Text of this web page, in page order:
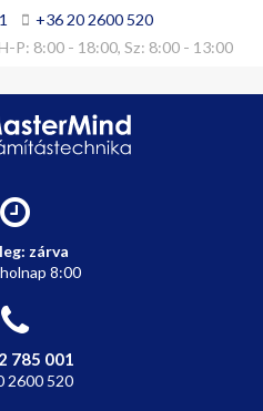
+36 20 2600 520
H-P: 8:00 - 18:00, Sz: 8:00 - 13:00
zárva
8:00
785 001
2600 520